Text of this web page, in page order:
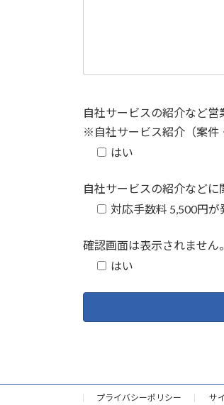
自社サービスの紹介など
※自社サービス紹介（案件
はい
自社サービスの紹介など
対応手数料 5,500円
確認画面は表示されません
はい
プライバシーポリシー サ